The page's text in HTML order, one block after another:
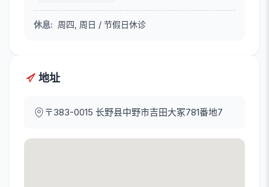
休息: 周四, 周日 / 节假日休诊
地址
〒383-0015 长野县中野市吉田大冢781番地7